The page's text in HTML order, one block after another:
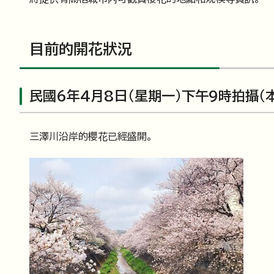
目前的開花狀況
民國6年4月8日（星期一）下午9時拍攝（
三澤川沿岸的櫻花已經盛開。